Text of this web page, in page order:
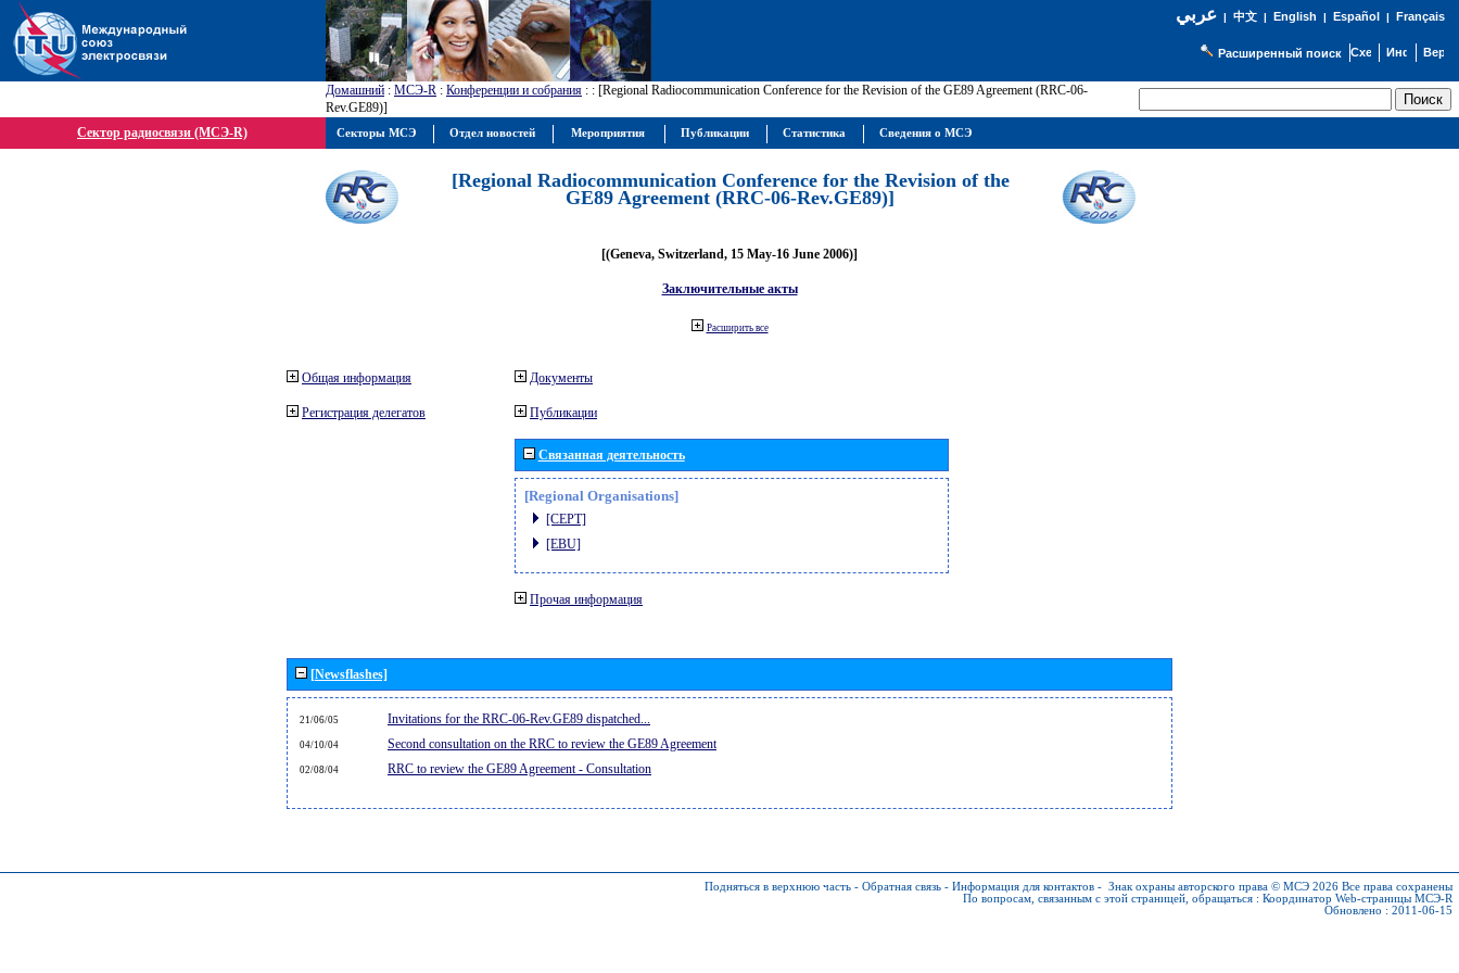
عربي| 中文| English | Español | Français
Расширенный поиск
Домашний : МСЭ-R : Конференции и собрания : : [Regional Radiocommunication Conference for the Revision of the GE89 Agreement (RRC-06-
Rev.GE89)]
Сектор радиосвязи (МСЭ-R)
[Regional Radiocommunication Conference for the Revision of the
GE89 Agreement (RRC-06-Rev.GE89)]
[(Geneva, Switzerland, 15 May-16 June 2006)]
Заключительные акты
Расширить все
Общая информация
Регистрация делегатов
Документы
Публикации
Связанная деятельность
[Regional Organisations]
[CEPT]
[EBU]
Прочая информация
[Newsflashes]
21/06/05 Invitations for the RRC-06-Rev.GE89 dispatched...
04/10/04 Second consultation on the RRC to review the GE89 Agreement
02/08/04 RRC to review the GE89 Agreement - Consultation
Подняться в верхнюю часть - Обратная связь - Информация для контактов - Знак охраны авторского права © МСЭ 2026 Все права сохранены
По вопросам, связанным с этой страницей, обращаться : Координатор Web-страницы МСЭ-R
Обновлено : 2011-06-15
Секторы МСЭ Отдел новостей Мероприятия Публикации Статистика Сведения о МСЭ